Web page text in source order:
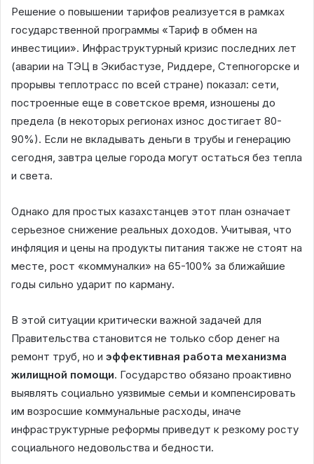
Решение о повышении тарифов реализуется в рамках
государственной программы «Тариф в обмен на
инвестиции». Инфраструктурный кризис последних лет
(аварии на ТЭЦ в Экибастузе, Риддере, Степногорске и
прорывы теплотрасс по всей стране) показал: сети,
построенные еще в советское время, изношены до
предела (в некоторых регионах износ достигает 80-
90%). Если не вкладывать деньги в трубы и генерацию
сегодня, завтра целые города могут остаться без тепла
и света.
Однако для простых казахстанцев этот план означает
серьезное снижение реальных доходов. Учитывая, что
инфляция и цены на продукты питания также не стоят на
месте, рост «коммуналки» на 65-100% за ближайшие
годы сильно ударит по карману.
В этой ситуации критически важной задачей для
Правительства становится не только сбор денег на
ремонт труб, но и эффективная работа механизма
жилищной помощи. Государство обязано проактивно
выявлять социально уязвимые семьи и компенсировать
им возросшие коммунальные расходы, иначе
инфраструктурные реформы приведут к резкому росту
социального недовольства и бедности.